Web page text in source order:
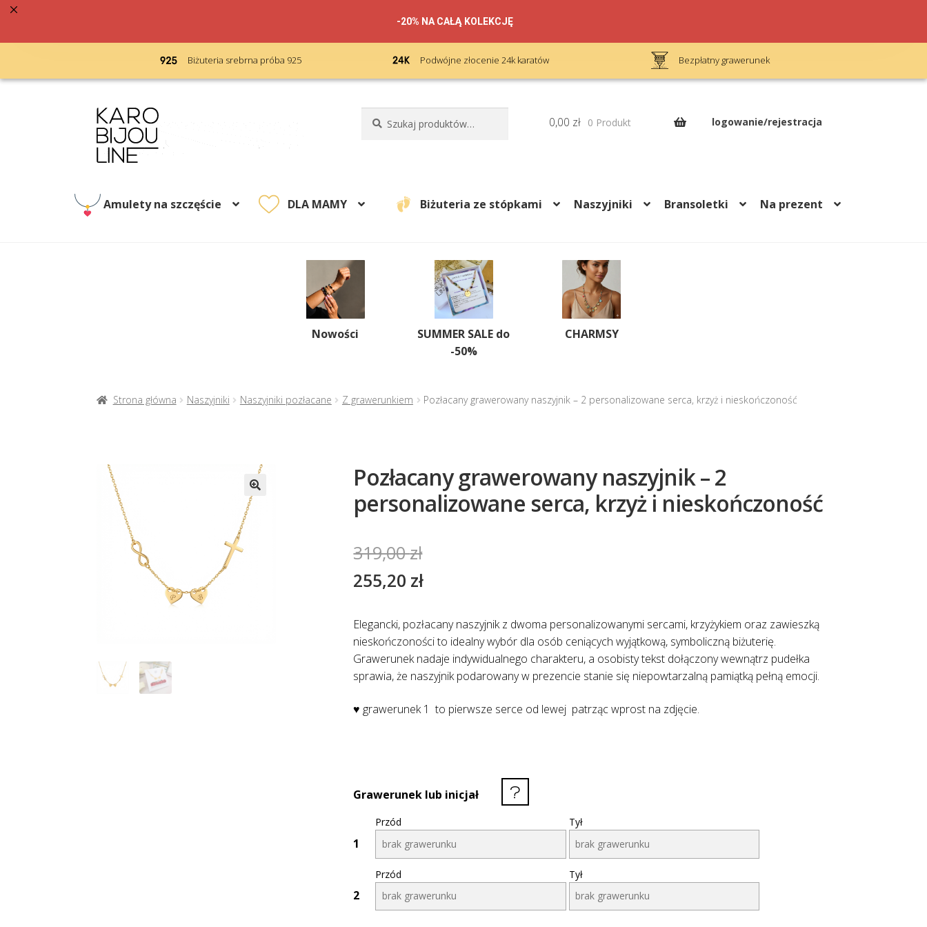
-20% NA CAŁĄ KOLEKCJĘ
Biżuteria srebrna próba 925 Podwójne złocenie 24k karatów Bezpłatny grawerunek
Przejdź
do
nawigacji
Przejdź
do
treści
logowanie/rejestracja
Amulety na szczęście DLA MAMY Biżuteria ze stópkami Naszyjniki Bransoletki Na prezent
0,00 zł 0 Produkt
Nowości
SUMMER SALE do
-50%
CHARMSY
Strona główna Naszyjniki Naszyjniki pozłacane Z grawerunkiem Pozłacany grawerowany naszyjnik – 2 personalizowane serca, krzyż i nieskończoność
Pozłacany grawerowany naszyjnik – 2
personalizowane serca, krzyż i nieskończoność
319,00zł
255,20 zł
Elegancki, pozłacany naszyjnik z dwoma personalizowanymi sercami, krzyżykiem oraz zawieszką
nieskończoności to idealny wybór dla osób ceniących wyjątkową, symboliczną biżuterię.
Grawerunek nadaje indywidualnego charakteru, a osobisty tekst dołączony wewnątrz pudełka
sprawia, że naszyjnik podarowany w prezencie stanie się niepowtarzalną pamiątką pełną emocji.
♥ grawerunek 1 to pierwsze serce od lewej patrząc wprost na zdjęcie.
Grawerunek lub inicjał
1
Przód Tył
2
Przód Tył